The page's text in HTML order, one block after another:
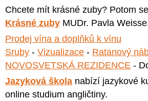
Chcete mít krásné zuby? Potom
Krásné zuby MUDr. Pavla
Prodej vína a doplňků k vínu
Sruby - Vizualizace - Ratanový
NOVOSVETSKÁ REZIDENCE -
Jazyková škola nabízí jazykové
online studium angličtiny.